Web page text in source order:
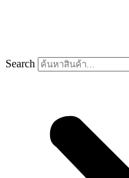
Search